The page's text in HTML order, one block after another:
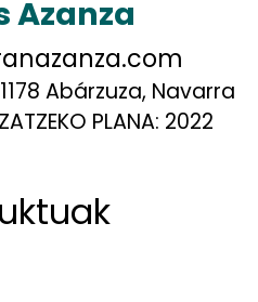
Azanza
Abárzuza, Navarra
PLANA: 2022